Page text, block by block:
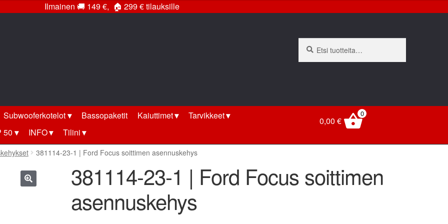
Ilmainen 🚚 149 €, 🏠 299 € tilauksille
Subwooferkotelot Bassopaketit Kaiuttimet
Tarvikkeet
50 INFO Tilini
0,00€
0
381114-23-1 | Ford Focus soittimen asennuskehys
381114-23-1 | Ford Focus soittimen
asennuskehys